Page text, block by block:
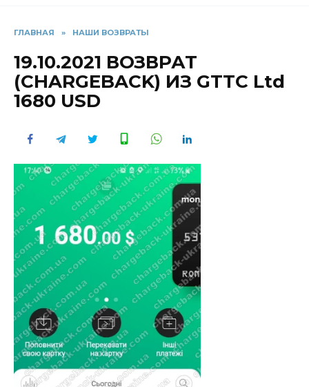
ГЛАВНАЯ » НАШИ ВОЗВРАТЫ
19.10.2021 ВОЗВРАТ
(CHARGEBACK) ИЗ GTTC Ltd
1680 USD